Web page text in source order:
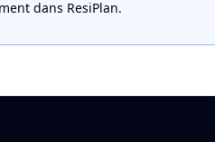
dans ResiPlan.